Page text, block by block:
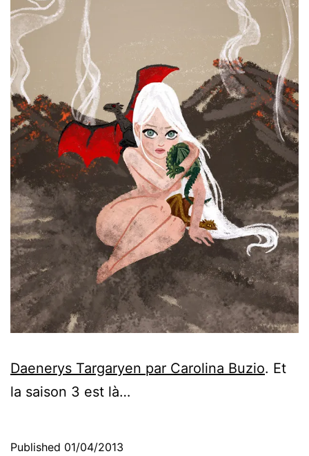
Daenerys Targaryen par Carolina Buzio. Et
la saison 3 est là…
Published 01/04/2013